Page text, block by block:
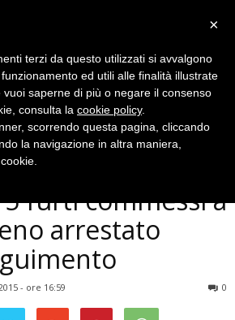
furgone il
furti commessi a
arrestato
- ore 16:59 0
×
terzi da questo utilizzati si avvalgono
ed utili alle finalità illustrate
vuoi saperne di più o negare il consenso
consulta la cookie policy.
scorrendo questa pagina, cliccando
la navigazione in altra maniera,